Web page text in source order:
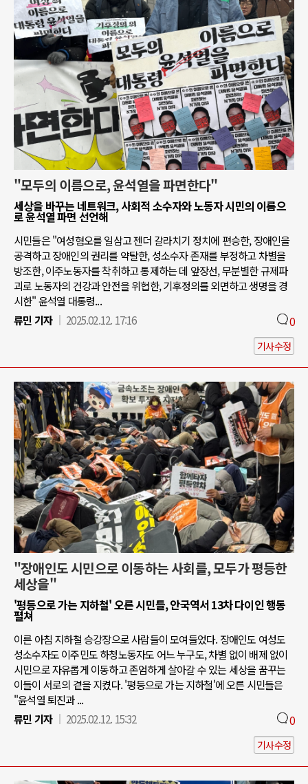
"모두의 이름으로, 윤석열을 파면한다"
세상을 바꾸는 네트워크, 사회적 소수자와 노동자 시민의 이름으
로 윤석열 파면 선언해
시민들은 "여성혐오를 일삼고 젠더 갈라치기 정치에 편승한, 장애인을
공격하고 장애인의 권리를 약탈한, 성소수자 존재를 부정하고 차별을
방조한, 이주노동자를 착취하고 통제하는 데 앞장선, 무분별한 규제파
괴로 노동자의 건강과 안전을 위협한, 기후정의를 외면하고 생명을 경
시한" 윤석열 대통령...
류민 기자
2025.02.12. 17:16 0
기사수정
"장애인도 시민으로 이동하는 사회를, 모두가 평등한
세상을"
'평등으로 가는 지하철' 오른 시민들, 안국역서 13차 다이인 행동
펼쳐
이른 아침 지하철 승강장으로 사람들이 모여들었다. 장애인도 여성도
성소수자도 이주민도 하청노동자도 어느 누구도, 차별 없이 배제 없이
시민으로 자유롭게 이동하고 존엄하게 살아갈 수 있는 세상을 꿈꾸는
이들이 서로의 곁을 지켰다. '평등으로 가는 지하철'에 오른 시민들은
"윤석열 퇴진과 ...
류민 기자
2025.02.12. 15:32 0
기사수정